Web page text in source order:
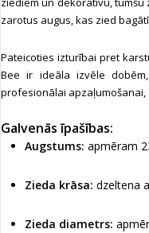
zarotus augus, kas zied
Pateicoties izturībai pret
Bee ir ideāla izvēle
profesionālai apzaļumošanai,
Galvenās īpašības:
Augstums: apmēram
Zieda krāsa: dzeltena
Zieda diametrs: